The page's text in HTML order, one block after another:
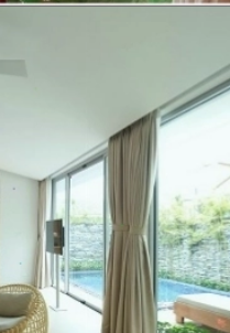
https://